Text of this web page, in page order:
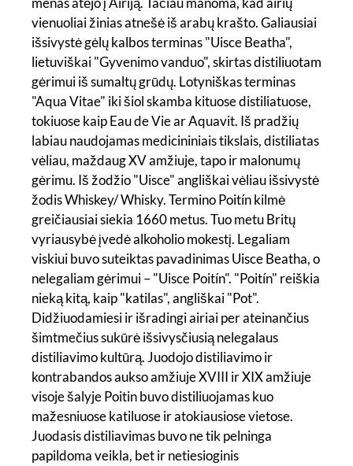
vienuoliai žinias atnešė iš arabų krašto. Galiausiai
išsivystė gėlų kalbos terminas "Uisce Beatha",
lietuviškai "Gyvenimo vanduo", skirtas distiliuotam
gėrimui iš sumaltų grūdų. Lotyniškas terminas
"Aqua Vitae" iki šiol skamba kituose distiliatuose,
tokiuose kaip Eau de Vie ar Aquavit. Iš pradžių
labiau naudojamas medicininiais tikslais, distiliatas
vėliau, maždaug XV amžiuje, tapo ir malonumų
gėrimu. Iš žodžio "Uisce" angliškai vėliau išsivystė
žodis Whiskey/ Whisky. Termino Poitín kilmė
greičiausiai siekia 1660 metus. Tuo metu Britų
vyriausybė įvedė alkoholio mokestį. Legaliam
viskiui buvo suteiktas pavadinimas Uisce Beatha, o
nelegaliam gėrimui – "Uisce Poitín". "Poitín" reiškia
nieką kitą, kaip "katilas", angliškai "Pot".
Didžiuodamiesi ir išradingi airiai per ateinančius
šimtmečius sukūrė išsivysčiusią nelegalaus
distiliavimo kultūrą. Juodojo distiliavimo ir
kontrabandos aukso amžiuje XVIII ir XIX amžiuje
visoje šalyje Poitin buvo distiliuojamas kuo
mažesniuose katiluose ir atokiausiose vietose.
Juodasis distiliavimas buvo ne tik pelninga
papildoma veikla, bet ir netiesioginis